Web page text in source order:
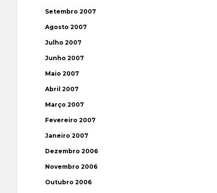
Setembro 2007
Agosto 2007
Julho 2007
Junho 2007
Maio 2007
Abril 2007
Março 2007
Fevereiro 2007
Janeiro 2007
Dezembro 2006
Novembro 2006
Outubro 2006